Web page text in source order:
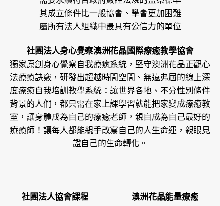
其成立條件比一般協會、學會更加困難
屬所有法人組織中最具有公信力的單位
社團法人身心覺察澳洲花晶國際療癒教學協會
獨家原創身心覺察自我療癒系統，堅守澳洲花晶正觀心
法療癒訣竅，研發出超越時間空間、無遠弗屆的線上深
度療癒自我培訓教學系統：讓世界各地、不分性別條件
背景的人們，都只需在家上課學習就能把家變成療癒教
室，讓身體成為自己的療癒老師，親自成為自己最好的
療癒師！讓每人都能親手改寫自己的人生命運，親眼見
證自己的生命轉化。
社團法人協會課程
澳洲花晶能量療癒